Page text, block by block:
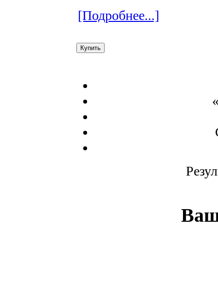
[Подробнее...]